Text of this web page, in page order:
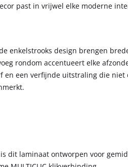
past in vrijwel elke moderne
enkelstrooks design brengen
rondom accentueert elke
en een verfijnde uitstraling die
dit laminaat ontworpen voor